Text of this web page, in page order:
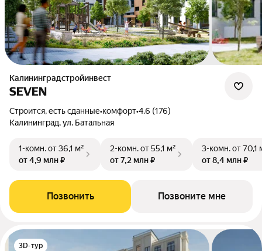
Калининградстройинвест
SEVEN
Строится, есть сданные•комфорт•4.6 (176)
Калининград, ул. Батальная
1-комн.от 36,1 м²
от 4,9 млн ₽
2-комн.от 55,1 м²
от 7,2 млн ₽
3-комн.от 70,1
от 8,4 млн ₽
Позвонить Позвоните мне
3D-тур